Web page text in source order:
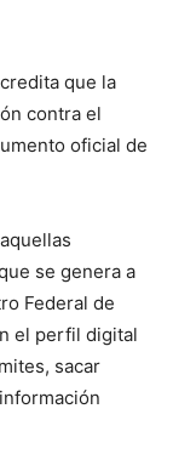
que la
contra el
oficial de
se genera a
Federal de
el perfil digital
sacar